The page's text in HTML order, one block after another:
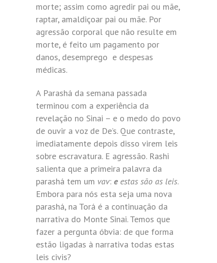
morte; assim como agredir pai ou mãe,
raptar, amaldiçoar pai ou mãe. Por
agressão corporal que não resulte em
morte, é feito um pagamento por
danos, desemprego e despesas
médicas.
A Parashá da semana passada
terminou com a experiência da
revelação no Sinai – e o medo do povo
de ouvir a voz de De’s. Que contraste,
imediatamente depois disso virem leis
sobre escravatura. E agressão. Rashi
salienta que a primeira palavra da
parashá tem um vav: eestas são as leis.
Embora para nós esta seja uma nova
parashá, na Torá é a continuação da
narrativa do Monte Sinai. Temos que
fazer a pergunta óbvia: de que forma
estão ligadas à narrativa todas estas
leis civis?